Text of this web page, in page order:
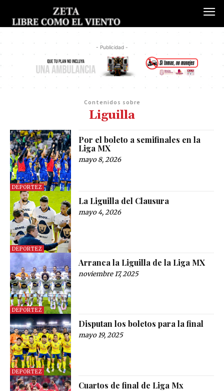
- Publicidad -
Contenidos sobre
Liguilla
DEPORTEZ
Por el boleto a semifinales en la
Liga MX
mayo 8, 2026
DEPORTEZ
La Liguilla del Clausura
mayo 4, 2026
DEPORTEZ
Arranca la Liguilla de la Liga MX
noviembre 17, 2025
DEPORTEZ
Disputan los boletos para la final
mayo 19, 2025
Cuartos de final de Liga Mx